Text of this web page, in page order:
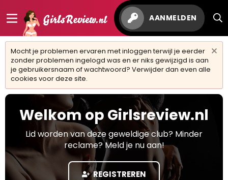
AANMELDEN
Mocht je problemen ervaren met inloggen terwijl je eerder
zonder problemen ingelogd was en er niks gewijzigd is aan
je gebruikersnaam of wachtwoord? Verwijder dan even alle
cookies voor deze site.
Welkom op Girlsreview.nl
Lid worden van deze geweldige club? Minder
reclame? Meld je nu aan!
REGISTREREN